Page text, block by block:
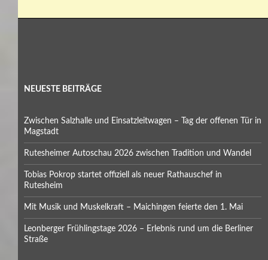
NEUESTE BEITRÄGE
Zwischen Salzhalle und Einsatzleitwagen – Tag der offenen Tür in
Magstadt
Rutesheimer Autoschau 2026 zwischen Tradition und Wandel
Tobias Pokrop startet offiziell als neuer Rathauschef in
Rutesheim
Mit Musik und Muskelkraft – Maichingen feierte den 1. Mai
Leonberger Frühlingstage 2026 – Erlebnis rund um die Berliner
Straße